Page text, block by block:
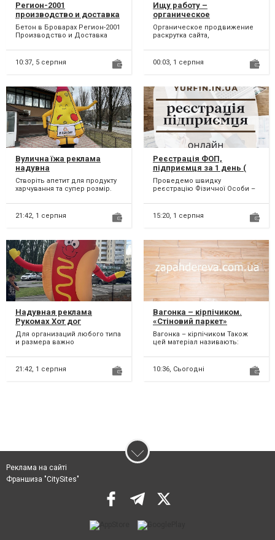
Регион-2001
производcтво и доставка
бетона всех марок.
Бетон в Броварах Регион-2001
Производство и Доставка
Броварской и
Бориспольски...
10:37, 5 серпня
Ищу работу –
органическое
продвижение раскрутка
сайта
Органическое продвижение
раскрутка сайта,
раскрутка бизнеса продукции
услуг...
00:03, 1 серпня
Вулична їжа реклама
надувна
Створіть апетит для продукту
харчування та супер розмір.
який би вин...
21:42, 1 серпня
Реєстрація ФОП,
підприємця за 1 день (
недорого )
Проведемо швидку
реєстрацію Фізичної Особи –
реєстрі. Після реєстрації Ви
от...
15:20, 1 серпня
Надувная реклама
Рукомах Хот дог
Для организаций любого типа
и размера важно
услуги, чтобы напоминать о
прису...
21:42, 1 серпня
Вагонка – кірпічиком.
«Стіновий паркет»
Вагонка – кірпічиком Також
цей матеріал називають:
якої виготовляєть...
10:36, Сьогодні
Реклама на сайті
Франшиза "CitySites"